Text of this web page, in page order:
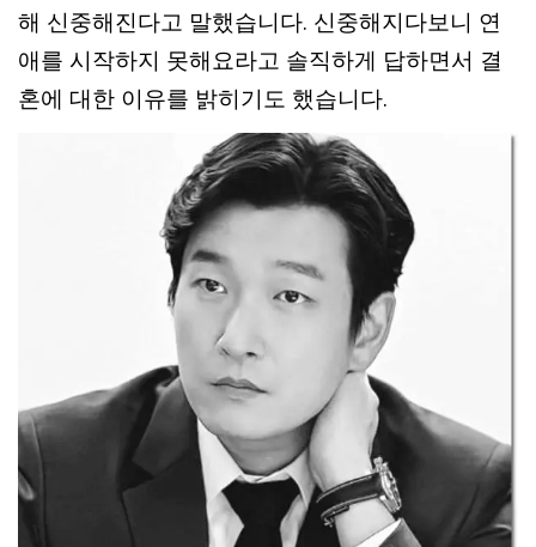
해 신중해진다고 말했습니다. 신중해지다보니 연
애를 시작하지 못해요라고 솔직하게 답하면서 결
혼에 대한 이유를 밝히기도 했습니다.